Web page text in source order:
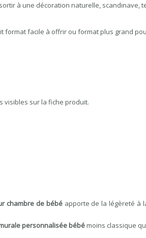
à une décoration naturelle, scandinave,
facile à offrir ou format plus grand
visibles sur la fiche produit.
chambre de bébéapporte de la légèreté à
personnalisée bébémoins classique